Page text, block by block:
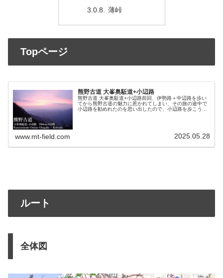
薄峠
Topページ
熊野古道 大峯奥駈道+小辺路
熊野古道 大峯奥駈道+小辺路前回、伊勢路＋中辺路を歩い
てから熊野古道の魅力に惹かれてしまい、その旅の途中で
小辺路を勧めれたのを思い出したので、小辺路を歩こうと
www.mt-field.com 2025.05.28
ルート
全体図